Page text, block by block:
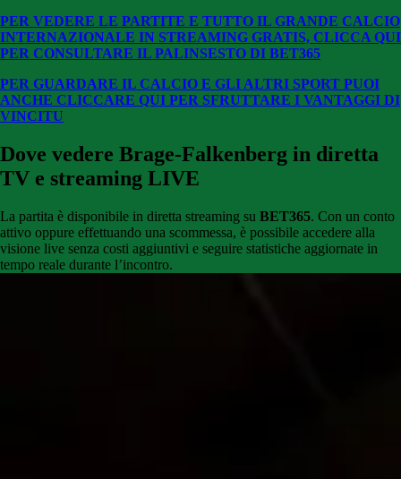
PER VEDERE LE PARTITE E TUTTO IL GRANDE CALCIO
INTERNAZIONALE IN STREAMING GRATIS, CLICCA QUI
PER CONSULTARE IL PALINSESTO DI BET365
PER GUARDARE IL CALCIO E GLI ALTRI SPORT PUOI
ANCHE CLICCARE QUI PER SFRUTTARE I VANTAGGI DI
VINCITU
Dove vedere Brage-Falkenberg in diretta
TV e streaming LIVE
La partita è disponibile in diretta streaming su BET365. Con un conto
attivo oppure effettuando una scommessa, è possibile accedere alla
visione live senza costi aggiuntivi e seguire statistiche aggiornate in
tempo reale durante l’incontro.